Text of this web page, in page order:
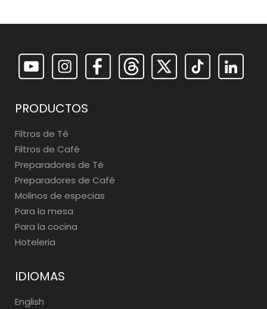
PRODUCTOS
Filtros de Té
Filtros de Café
Preparadores de Té
Preparadores de Café
Molinos de especias
Para la mesa
Para la cocina
Hoteleria
IDIOMAS
English